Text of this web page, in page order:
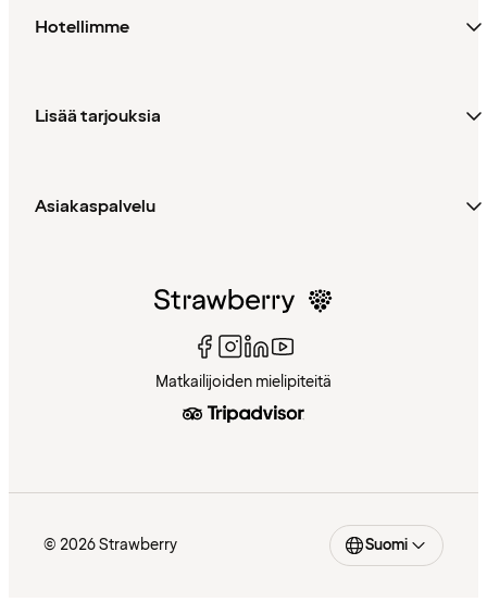
Hotellimme
Lisää tarjouksia
Asiakaspalvelu
Matkailijoiden mielipiteitä
© 2026 Strawberry Suomi